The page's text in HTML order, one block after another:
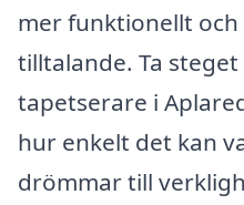
mer funktionellt
tilltalande. Ta
tapetserare i
hur enkelt det kan
drömmar till